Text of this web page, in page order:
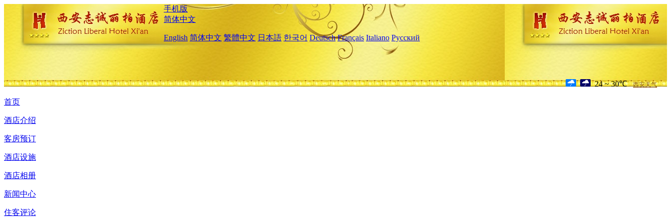
手机版
简体中文
English 简体中文 繁體中文 日本語 한국어 Deutsch Français Italiano Русский
24 ~ 30℃ 西安天气
首页
酒店介绍
客房预订
酒店设施
酒店相册
新闻中心
住客评论